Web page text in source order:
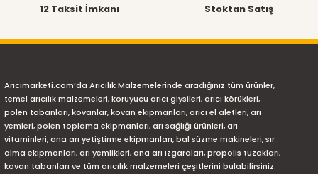
12 Taksit İmkanı Stoktan Satış
Arıcımarketi.com’da Arıcılık Malzemelerinde aradığınız tüm ürünler,
temel arıcılık malzemeleri, koruyucu arıcı giysileri, arıcı körükleri,
polen tabanları, kovanlar, kovan ekipmanları, arıcı el aletleri, arı
yemleri, polen toplama ekipmanları, arı sağlığı ürünleri, arı
vitaminleri, ana arı yetiştirme ekipmanları, bal süzme makineleri, sır
alma ekipmanları, arı yemlikleri, ana arı ızgaraları, propolis tuzakları,
kovan tabanları ve tüm arıcılık malzemeleri çeşitlerini bulabilirsiniz.